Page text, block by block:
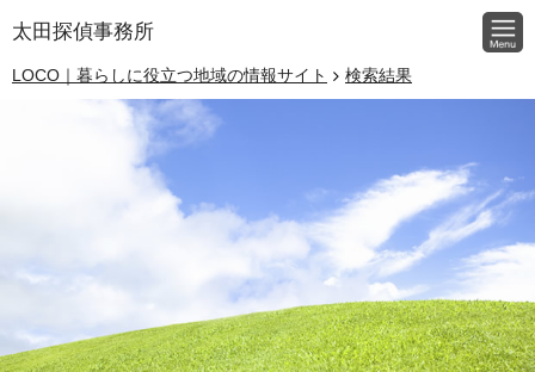
太田探偵事務所
LOCO｜暮らしに役立つ地域の情報サイト 検索結果